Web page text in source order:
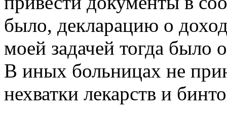
было, декларацию о
моей задачей тогда было
В иных больницах не
нехватки лекарств и